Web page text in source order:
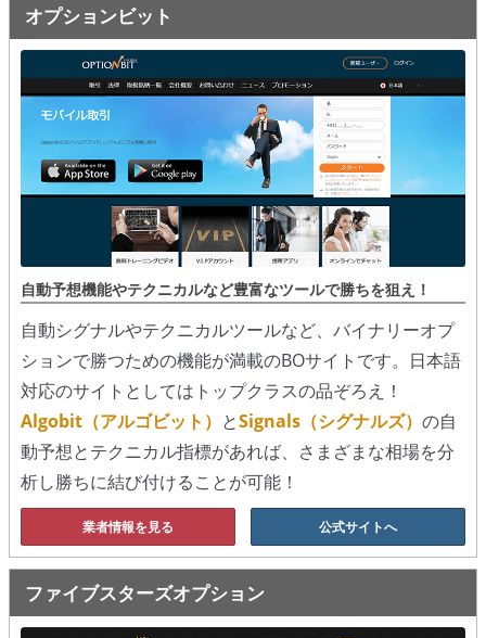
ストラテジーアドバイザー
スポットフォロー
アルゴビット
シグナルズ
詐欺・ステマなどBO裏話
ステマに注意！
２ちゃんまとめ風の詐欺サイト
用語集
オプションビット
自動予想機能やテクニカルなど豊富なツールで勝ちを狙え！
自動シグナルやテクニカルツールなど、バイナリーオプ
ションで勝つための機能が満載のBOサイトです。日本語
対応のサイトとしてはトップクラスの品ぞろえ！
Algobit（アルゴビット） とSignals（シグナルズ） の自
動予想とテクニカル指標があれば、さまざまな相場を分
析し勝ちに結び付けることが可能！
業者情報を見る 公式サイトへ
ファイブスターズオプション